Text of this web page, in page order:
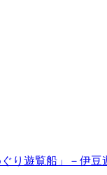
り遊覧船」－伊豆